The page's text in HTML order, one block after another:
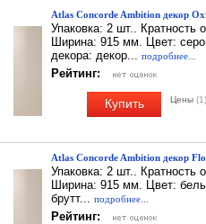
Atlas Concorde Ambition декор
Упаковка: 2 шт.. Кратность
Ширина: 915 мм. Цвет:
декора: декор... подробнее...
Рейтинг:
Купить Цены (1)
Atlas Concorde Ambition декор
Упаковка: 2 шт.. Кратность
Ширина: 915 мм. Цвет:
брутт... подробнее...
Рейтинг: